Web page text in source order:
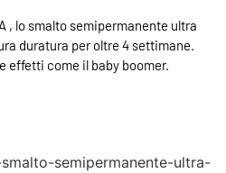
, lo smalto semipermanente ultra
duratura per oltre 4 settimane.
effetti come il baby boomer.
semipermanente-ultra-